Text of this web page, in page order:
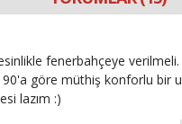
fenerbahçeye
göre müthiş konforlu bir
lazım :)